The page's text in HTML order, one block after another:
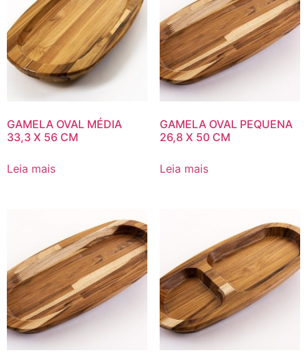
GAMELA OVAL MÉDIA
33,3 X 56 CM
Leia mais
GAMELA OVAL PEQUENA
26,8 X 50 CM
Leia mais